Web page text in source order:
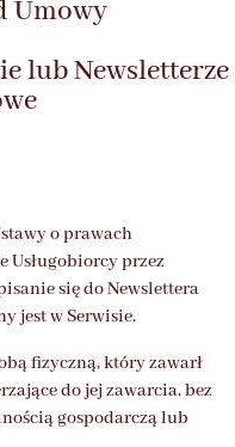
Umowy
lub Newsletterze
o prawach
Usługobiorcy przez
się do Newslettera
jest w Serwisie.
fizyczną, który zawarł
do jej zawarcia, bez
gospodarczą lub